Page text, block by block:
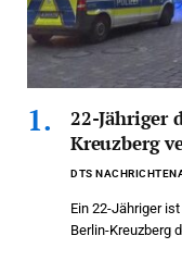
22-Jähriger
Kreuzberg
DTS
Ein 22-Jähriger
Berlin-Kreuzberg